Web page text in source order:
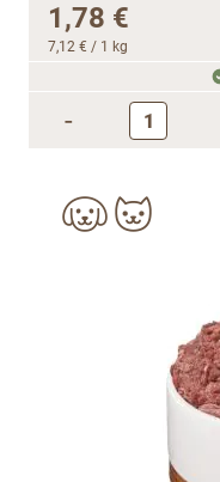
1,78 €
7,12 € / 1 kg
-